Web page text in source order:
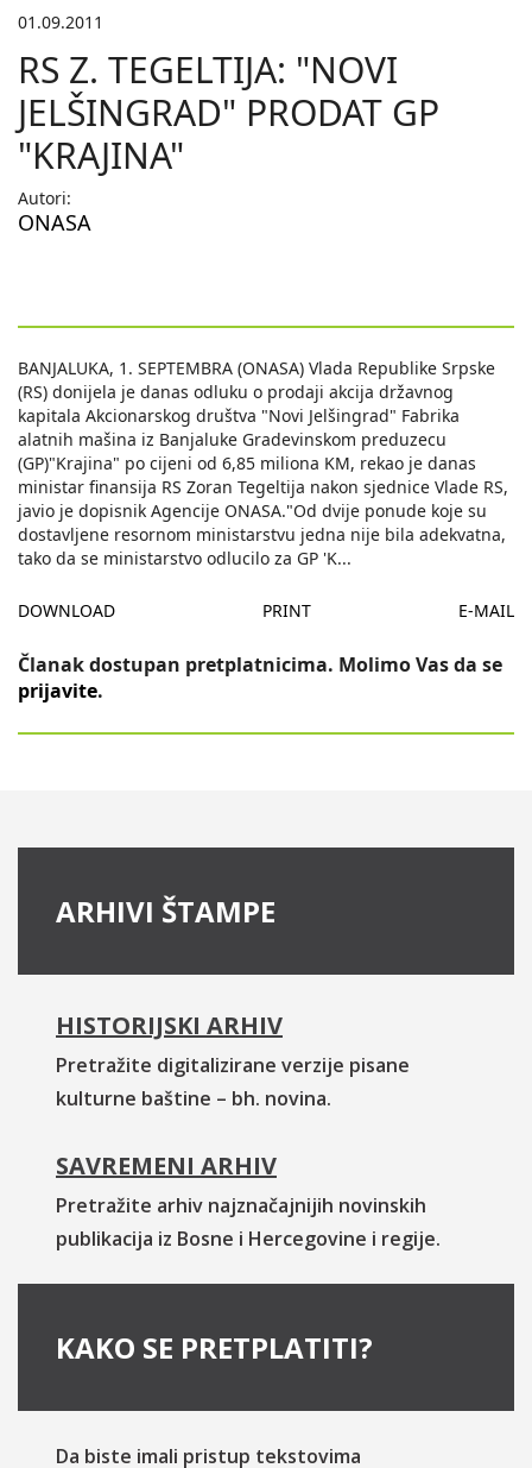
01.09.2011
RS Z. TEGELTIJA: "NOVI
JELŠINGRAD" PRODAT GP
"KRAJINA"
Autori:
ONASA
BANJALUKA, 1. SEPTEMBRA (ONASA) Vlada Republike Srpske
(RS) donijela je danas odluku o prodaji akcija državnog
kapitala Akcionarskog društva "Novi Jelšingrad" Fabrika
alatnih mašina iz Banjaluke Gradevinskom preduzecu
(GP)"Krajina" po cijeni od 6,85 miliona KM, rekao je danas
ministar finansija RS Zoran Tegeltija nakon sjednice Vlade RS,
javio je dopisnik Agencije ONASA."Od dvije ponude koje su
dostavljene resornom ministarstvu jedna nije bila adekvatna,
tako da se ministarstvo odlucilo za GP 'K...
DOWNLOAD PRINT E-MAIL
Članak dostupan pretplatnicima. Molimo Vas da se
prijavite.
ARHIVI ŠTAMPE
HISTORIJSKI ARHIV
Pretražite digitalizirane verzije pisane
kulturne baštine – bh. novina.
SAVREMENI ARHIV
Pretražite arhiv najznačajnijih novinskih
publikacija iz Bosne i Hercegovine i regije.
KAKO SE PRETPLATITI?
Da biste imali pristup tekstovima